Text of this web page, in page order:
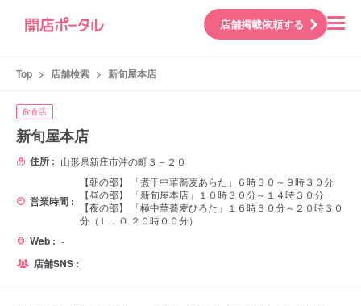
店舗掲載依頼する
Top > 店舗検索 > 新旬屋本店
飲食店
新旬屋本店
住所 : 山形県新庄市沖の町３－２０
営業時間 :
【朝の部】 「煮干中華蕎麦あらた」６時３０～９時３０分
【昼の部】 「新旬屋本店」１０時３０分～１４時３０分
【夜の部】 「極中華蕎麦ひろた」１６時３０分～２０時３０
分（Ｌ．Ｏ ２０時００分）
Web : -
店舗SNS :